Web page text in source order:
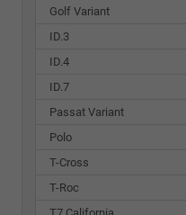
Golf Variant
ID.3
ID.4
ID.7
Passat Variant
Polo
T-Cross
T-Roc